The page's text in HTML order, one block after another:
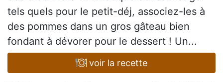
tels quels pour le petit-déj, associez-les à
des pommes dans un gros gâteau bien
fondant à dévorer pour le dessert ! Un...
voir la recette